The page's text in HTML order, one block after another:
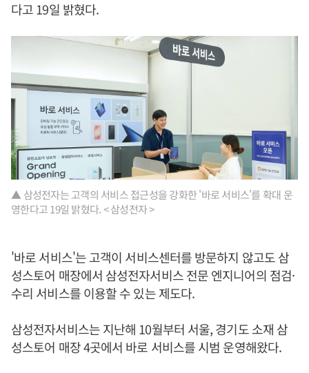
다고 19일 밝혔다.
▲ 삼성전자는 고객의 서비스 접근성을 강화한 '바로 서비스'를 확대 운
영한다고 19일 밝혔다. < 삼성전자 >
'바로 서비스'는 고객이 서비스센터를 방문하지 않고도 삼
성스토어 매장에서 삼성전자서비스 전문 엔지니어의 점검·
수리 서비스를 이용할 수 있는 제도다.
삼성전자서비스는 지난해 10월부터 서울, 경기도 소재 삼
성스토어 매장 4곳에서 바로 서비스를 시범 운영해왔다.